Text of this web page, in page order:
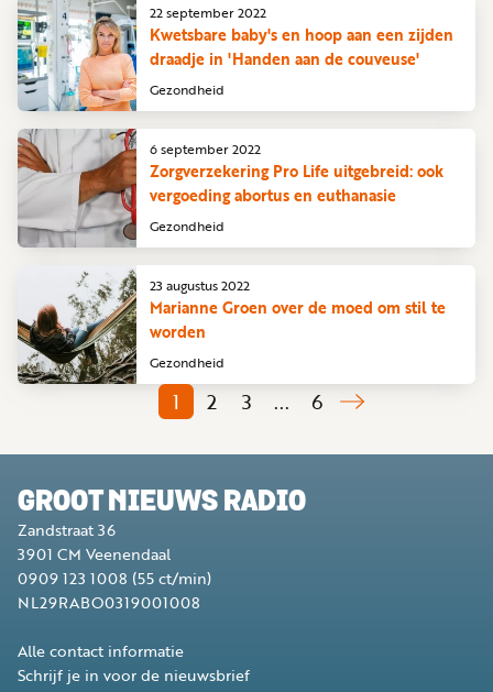
Gezondheid
Kwetsbare baby's en hoop aan een zijden
draadje in 'Handen aan de couveuse'
22 september 2022
Gezondheid
Zorgverzekering Pro Life uitgebreid: ook
vergoeding abortus en euthanasie
6 september 2022
Gezondheid
Marianne Groen over de moed om stil te
worden
23 augustus 2022
1 2 3 ... 6
GROOT NIEUWS RADIO
Zandstraat 36
3901 CM Veenendaal
0909 123 1008 (55 ct/min)
NL29RABO0319001008
Alle contact informatie
Schrijf je in voor de nieuwsbrief